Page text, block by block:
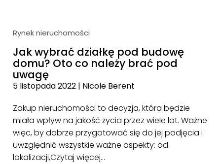
Rynek nieruchomości
Jak wybrać działkę pod budowę
domu? Oto co należy brać pod
uwagę
5 listopada 2022 | Nicole Berent
Zakup nieruchomości to decyzja, która będzie
miała wpływ na jakość życia przez wiele lat. Ważne
więc, by dobrze przygotować się do jej podjęcia i
uwzględnić wszystkie ważne aspekty: od
lokalizacji,Czytaj więcej…